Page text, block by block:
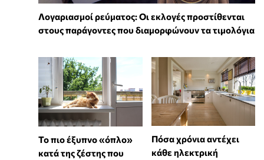
Λογαριασμοί ρεύματος: Οι εκλογές προστίθενται
στους παράγοντες που διαμορφώνουν τα τιμολόγια
To πιο έξυπνο «όπλο»
κατά της ζέστης που
Πόσα χρόνια αντέχει
κάθε ηλεκτρική